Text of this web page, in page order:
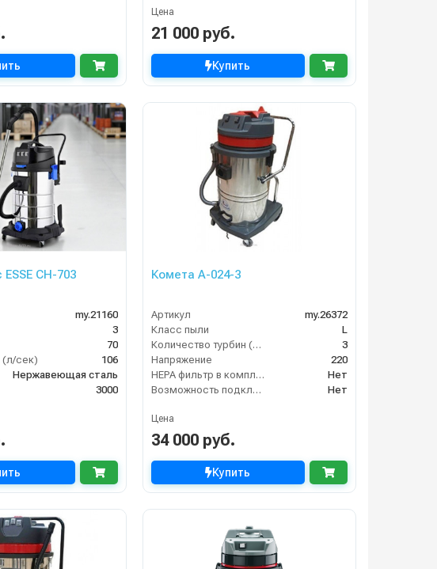
Цена
21 000 руб.
Купить
CH-703
my.21160
3
70
(л/сек)
106
Нержавеющая сталь
3000
Комета А-024-3
Артикул
my.26372
Класс пыли
L
Количество турбин (шт)
3
Напряжение
220
HEPA фильтр в комплекте
Нет
Возможность подключения электрощетки
Нет
Цена
34 000 руб.
Купить